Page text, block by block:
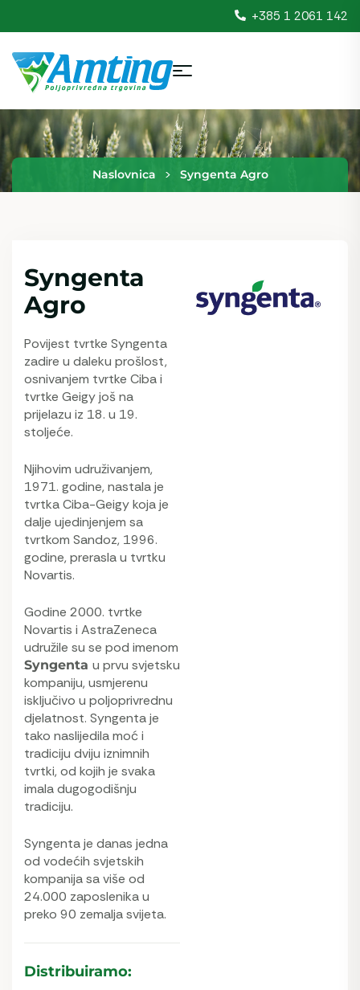
+385 1 2061 142
Naslovnica > Syngenta Agro
Syngenta
Agro
Povijest tvrtke Syngenta
zadire u daleku prošlost,
osnivanjem tvrtke Ciba i
tvrtke Geigy još na
prijelazu iz 18. u 19.
stoljeće.
Njihovim udruživanjem,
1971. godine, nastala je
tvrtka Ciba-Geigy koja je
dalje ujedinjenjem sa
tvrtkom Sandoz, 1996.
godine, prerasla u tvrtku
Novartis.
Godine 2000. tvrtke
Novartis i AstraZeneca
udružile su se pod imenom
Syngenta u prvu svjetsku
kompaniju, usmjerenu
isključivo u poljoprivrednu
djelatnost. Syngenta je
tako naslijedila moć i
tradiciju dviju iznimnih
tvrtki, od kojih je svaka
imala dugogodišnju
tradiciju.
Syngenta je danas jedna
od vodećih svjetskih
kompanija sa više od
24.000 zaposlenika u
preko 90 zemalja svijeta.
Distribuiramo: